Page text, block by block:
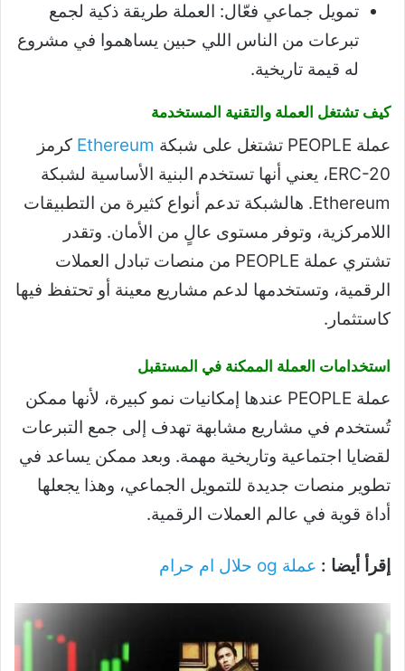
تمويل جماعي فعّال: العملة طريقة ذكية لجمع
تبرعات من الناس اللي حبين يساهموا في مشروع
له قيمة تاريخية.
كيف تشتغل العملة والتقنية المستخدمة
عملة PEOPLE تشتغل على شبكة Ethereum كرمز
ERC-20، يعني أنها تستخدم البنية الأساسية لشبكة
Ethereum. هالشبكة تدعم أنواع كثيرة من التطبيقات
اللامركزية، وتوفر مستوى عالٍ من الأمان. وتقدر
تشتري عملة PEOPLE من منصات تبادل العملات
الرقمية، وتستخدمها لدعم مشاريع معينة أو تحتفظ فيها
كاستثمار.
استخدامات العملة الممكنة في المستقبل
عملة PEOPLE عندها إمكانيات نمو كبيرة، لأنها ممكن
تُستخدم في مشاريع مشابهة تهدف إلى جمع التبرعات
لقضايا اجتماعية وتاريخية مهمة. وبعد ممكن يساعد في
تطوير منصات جديدة للتمويل الجماعي، وهذا يجعلها
أداة قوية في عالم العملات الرقمية.
إقرأ أيضا : عملة og حلال ام حرام